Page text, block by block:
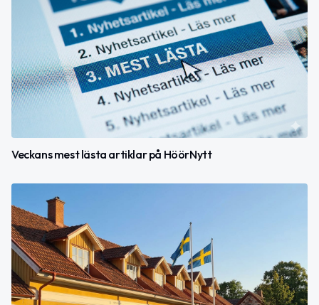
Veckans mest lästa artiklar på HöörNytt